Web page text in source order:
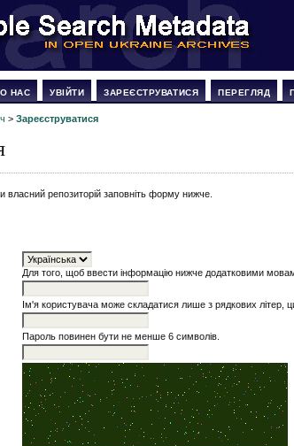
НАС УВІЙТИ ЗАРЕЄСТРУВАТИСЯ ПЕРЕГЛЯД
>Зареєструватися
власний репозиторій заповніть форму нижче.
Для того, щоб ввести інформацію нижче додатковими
Ім'я користувача може складатися лише з рядкових літер,
Пароль повинен бути не менше 6 символів.